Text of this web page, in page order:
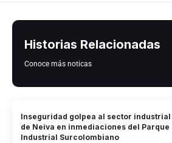
Historias Relacionadas
Conoce más noticas
Inseguridad golpea al sector industrial
de Neiva en inmediaciones del Parque
Industrial Surcolombiano